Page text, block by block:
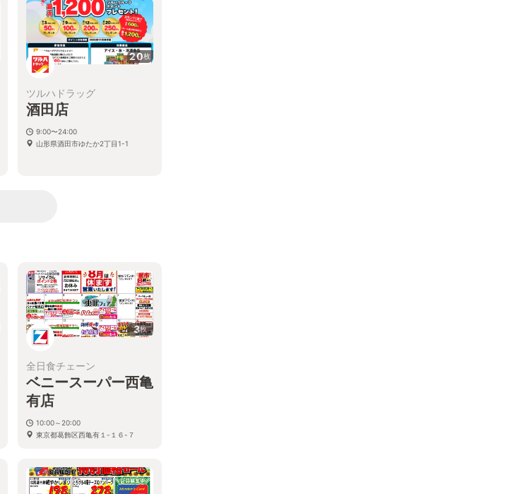
20枚
ツルハドラッグ
酒田店
9:00〜24:00
山形県酒田市ゆたか2丁目1-1
3枚
全日食チェーン
ベニースーパー西亀
有店
10:00～20:00
東京都葛飾区西亀有１-１６-７